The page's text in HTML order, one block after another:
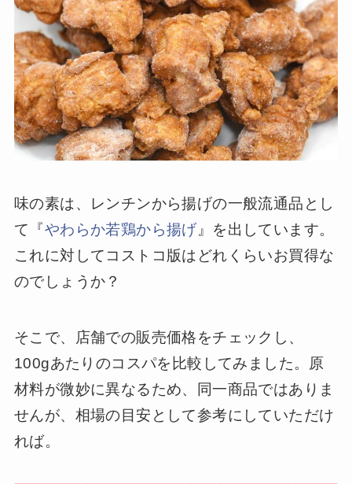
味の素は、レンチンから揚げの一般流通品とし
て『やわらか若鶏から揚げ 』を出しています。
これに対してコストコ版はどれくらいお買得な
のでしょうか？
そこで、店舗での販売価格をチェックし、
100gあたりのコスパを比較してみました。原
材料が微妙に異なるため、同一商品ではありま
せんが、相場の目安として参考にしていただけ
れば。